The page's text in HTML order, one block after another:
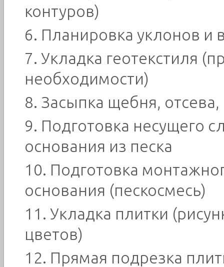
контуров)
Планировка уклонов и
Укладка геотекстиля
необходимости)
Засыпка щебня,
Подготовка несущего
основания из песка
Подготовка
основания (пескосмесь)
Укладка плитки
цветов)
Прямая подрезка